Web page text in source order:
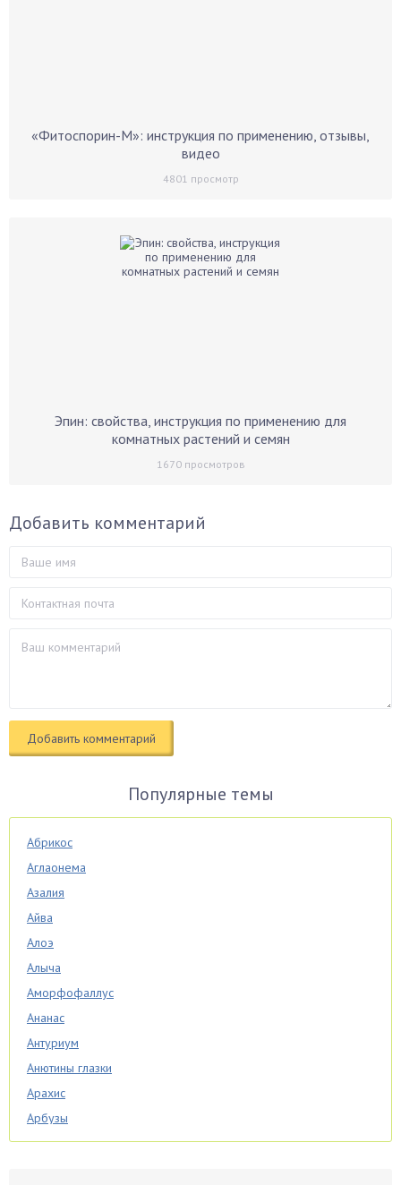
«Фитоспорин-М»: инструкция по применению, отзывы,
видео
4801 просмотр
Эпин: свойства, инструкция по применению для
комнатных растений и семян
1670просмотров
Добавить комментарий
Популярные темы
Абрикос
Аглаонема
Азалия
Айва
Алоэ
Алыча
Аморфофаллус
Ананас
Антуриум
Анютины глазки
Арахис
Арбузы
Аспарагус